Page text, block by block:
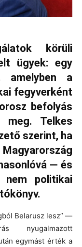
körüli
ügyek: egy
amelyben a
fegyverként
befolyás
meg. Telkes
szerint, ha
— és
politikai
Belarusz lesz” —
nyugalmazott
egymást érték a